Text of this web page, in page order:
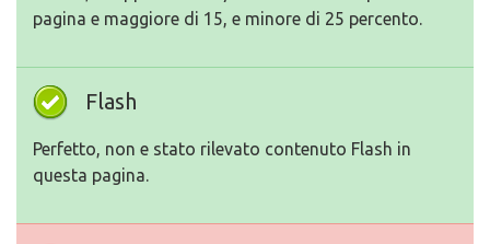
pagina e maggiore di 15, e minore di 25 percento.
Flash
Perfetto, non e stato rilevato contenuto Flash in
questa pagina.